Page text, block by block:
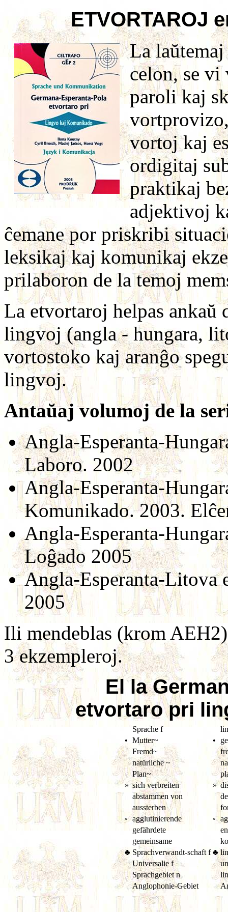
ETVORTAROJ
La
celon, se
paroli kaj
vortoj kaj
ordigitaj
praktikaj
adjektivoj
ĉemane por priskribi
leksikaj kaj komunikaj
prilaboron de la temoj
La etvortaroj helpas ankaŭ
lingvoj (angla - hungara,
vortostoko kaj aranĝo
lingvoj.
Antaŭaj volumoj de la
Angla-Esperanta-
Laboro. 2002
Angla-Esperanta-
Komunikado. 2003.
Angla-Esperanta-
Loĝado 2005
Angla-Esperanta-Litova
2005
Ili mendeblas (krom
3 ekzempleroj.
El la
etvortaro pri
Sprache f
• Mutter~ •
Fremd~
natürliche ~
Plan~
» sich verbreiten »
abstammen von
aussterben
◦ agglutinierende ◦
gefährdete
gemeinsame
♣ Sprachverwandt-schaft f ♣
Universalie f
Sprachgebiet n
Anglophonie-Gebiet